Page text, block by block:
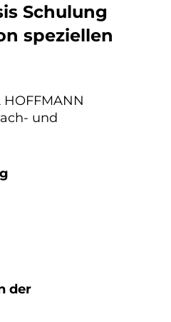
Schulung
speziellen
HOFFMANN
und
der